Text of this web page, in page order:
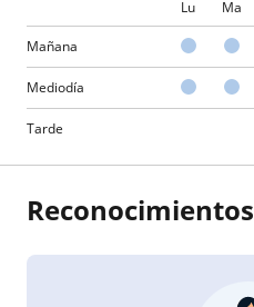
Lu Ma
Mañana
Mediodía
Tarde
Reconocimientos